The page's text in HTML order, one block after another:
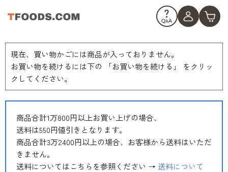
現在、買い物かごには商品が入っておりません。
お買い物を続けるには下の 「お買い物を続ける」 をクリッ
クしてください。
商品合計1万800円以上お買い上げの場合、
送料は550円値引きとなります。
商品合計3万2400円以上の場合、お客様から送料はいただ
きません。
送料についてはこちらを参照ください → 送料について